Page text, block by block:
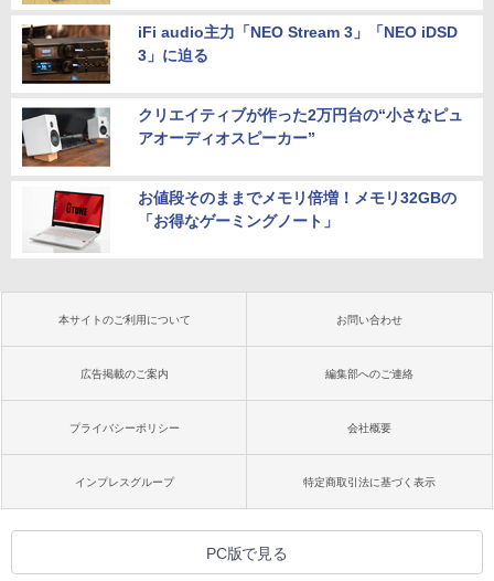
iFi audio主力「NEO Stream 3」「NEO iDSD
3」に迫る
クリエイティブが作った2万円台の“小さなピュ
アオーディオスピーカー”
お値段そのままでメモリ倍増！メモリ32GBの
「お得なゲーミングノート」
本サイトのご利用について お問い合わせ
広告掲載のご案内 編集部へのご連絡
プライバシーポリシー 会社概要
インプレスグループ 特定商取引法に基づく表示
PC版で見る